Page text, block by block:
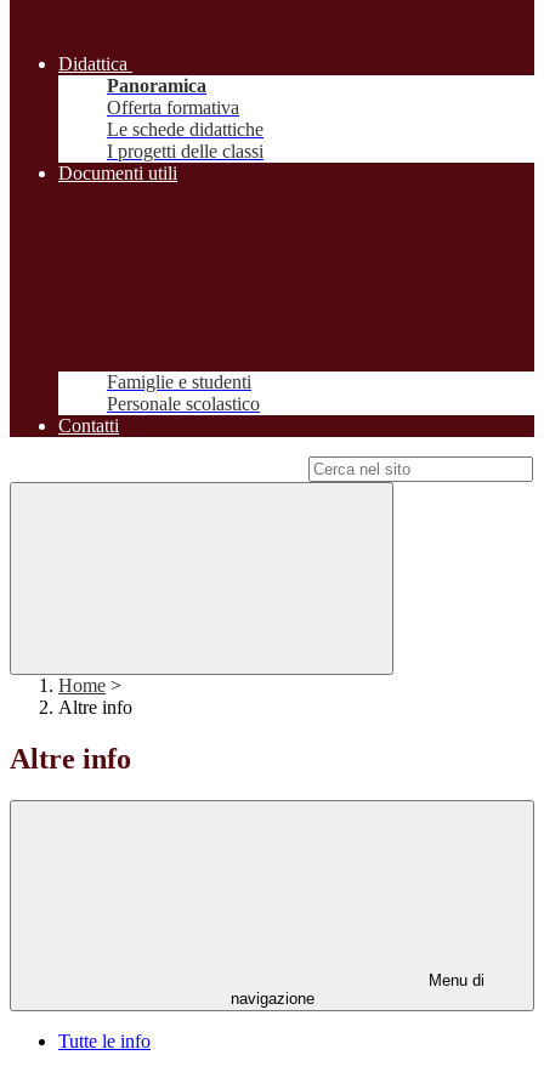
Didattica
Panoramica
Offerta formativa
Le schede didattiche
I progetti delle classi
Documenti utili
Famiglie e studenti
Personale scolastico
Contatti
Home >
Altre info
Altre info
Menu di
navigazione
Tutte le info